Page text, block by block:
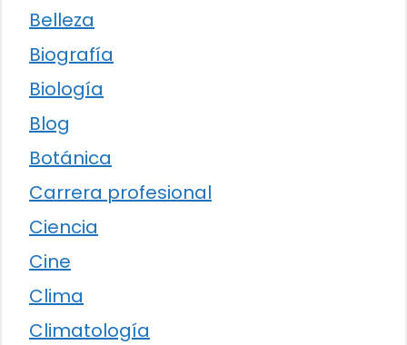
Belleza
Biografía
Biología
Blog
Botánica
Carrera profesional
Ciencia
Cine
Clima
Climatología